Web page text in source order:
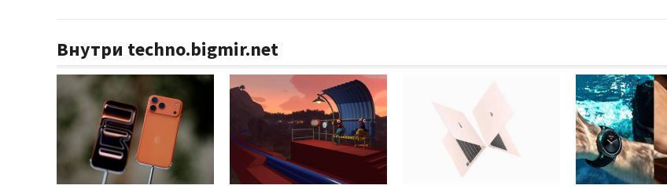
Внутри techno.bigmir.net